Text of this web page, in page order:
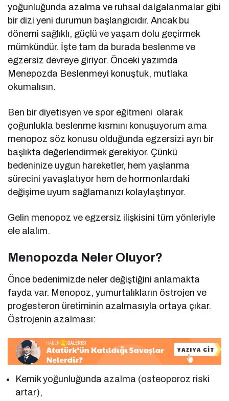
yoğunluğunda azalma ve ruhsal dalgalanmalar gibi
bir dizi yeni durumun başlangıcıdır. Ancak bu
dönemi sağlıklı, güçlü ve yaşam dolu geçirmek
mümkündür. İşte tam da burada beslenme ve
egzersiz devreye giriyor. Önceki yazımda
Menepozda Beslenmeyi konuştuk, mutlaka
okumalısın.
Ben bir diyetisyen ve spor eğitmeni olarak
çoğunlukla beslenme kısmını konuşuyorum ama
menopoz söz konusu olduğunda egzersizi ayrı bir
başlıkta değerlendirmek gerekiyor. Çünkü
bedeninize uygun hareketler, hem yaşlanma
sürecini yavaşlatıyor hem de hormonlardaki
değişime uyum sağlamanızı kolaylaştırıyor.
Gelin menopoz ve egzersiz ilişkisini tüm yönleriyle
ele alalım.
Menopozda Neler Oluyor?
Önce bedenimizde neler değiştiğini anlamakta
fayda var. Menopoz, yumurtalıkların östrojen ve
progesteron üretiminin azalmasıyla ortaya çıkar.
Östrojenin azalması:
Kemik yoğunluğunda azalma (osteoporoz riski
artar),